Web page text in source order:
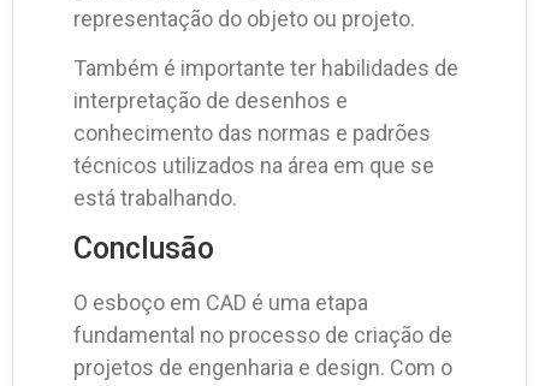
representação do objeto ou projeto.
Também é importante ter habilidades de
interpretação de desenhos e
conhecimento das normas e padrões
técnicos utilizados na área em que se
está trabalhando.
Conclusão
O esboço em CAD é uma etapa
fundamental no processo de criação de
projetos de engenharia e design. Com o